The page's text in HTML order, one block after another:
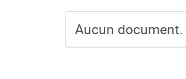
Aucun document.